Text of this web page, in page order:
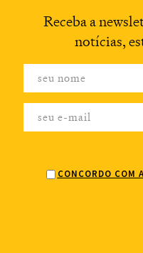
Receba a
notícias,
CONCORDO COM